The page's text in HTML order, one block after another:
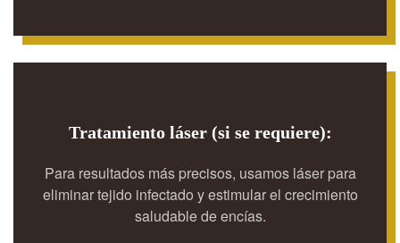
Tratamiento láser (si se requiere):
Para resultados más precisos, usamos láser para
eliminar tejido infectado y estimular el crecimiento
saludable de encías.